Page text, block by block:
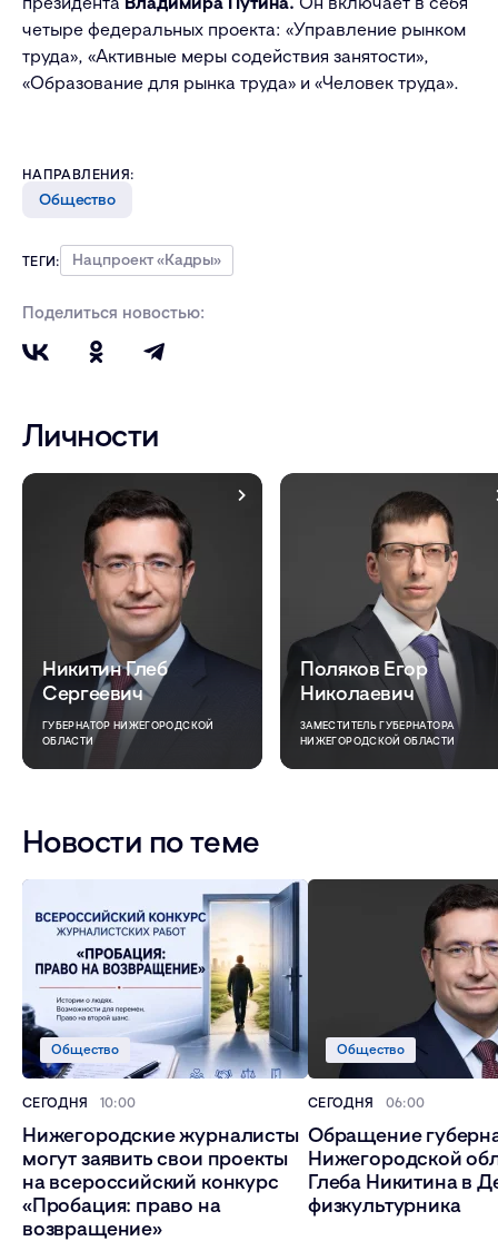
четыре федеральных проекта: «Управление рынком
труда», «Активные меры содействия занятости»,
«Образование для рынка труда» и «Человек труда».
НАПРАВЛЕНИЯ:
Общество
ТЕГИ: Нацпроект «Кадры»
Поделиться новостью:
Личности
Никитин Глеб
Сергеевич
ГУБЕРНАТОР НИЖЕГОРОДСКОЙ
ОБЛАСТИ
Поляков Егор
Николаевич
ЗАМЕСТИТЕЛЬ ГУБЕРНАТОРА
НИЖЕГОРОДСКОЙ ОБЛАСТИ
Новости по теме
Нижегородские журналисты
могут заявить свои проекты
на всероссийский конкурс
«Пробация: право на
возвращение»
Общество
СЕГОДНЯ 10:00
Обращение
Нижегородской
Глеба Никитина в
физкультурника
Общество
СЕГОДНЯ 06:00